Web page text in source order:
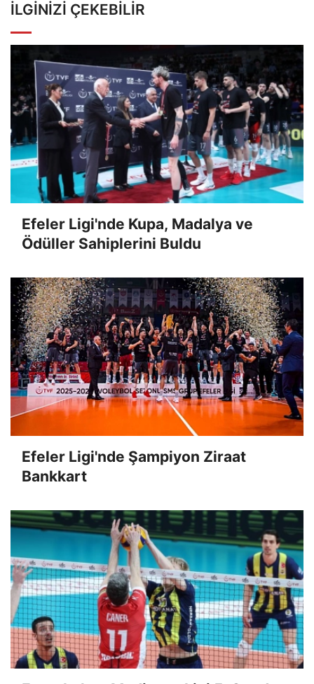
İLGINIZI ÇEKEBILIR
Efeler Ligi'nde Kupa, Madalya ve
Ödüller Sahiplerini Buldu
Efeler Ligi'nde Şampiyon Ziraat
Bankkart